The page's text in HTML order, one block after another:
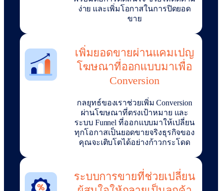
ง่าย และเพิ่มโอกาสในการปิดยอด
ขาย
เพิ่มยอดขายผ่านแคมเปญ
โฆษณาที่ออกแบบมาเพื่อ
Conversion
กลยุทธ์ของเราช่วยเพิ่ม Conversion
ผ่านโฆษณาที่ตรงเป้าหมาย และ
ระบบ Funnel ที่ออกแบบมาให้เปลี่ยน
ทุกโอกาสเป็นยอดขายจริงธุรกิจของ
คุณจะเติบโตได้อย่างก้าวกระโดด
ระบบการขายที่ช่วยเปลี่ยน